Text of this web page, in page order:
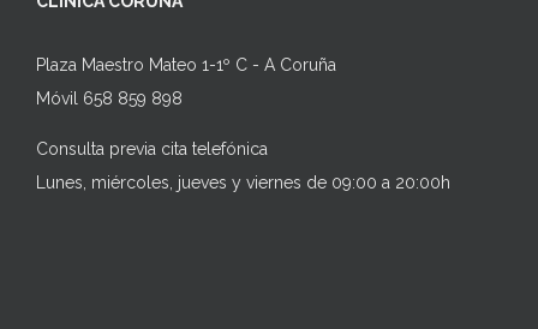
Plaza Maestro Mateo 1-1º C - A Coruña
Móvil 658 859 898
Consulta previa cita telefónica
Lunes, miércoles, jueves y viernes de 09:00 a 20:00h